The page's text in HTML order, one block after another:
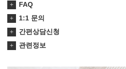
FAQ
1:1 문의
간편상담신청
관련정보